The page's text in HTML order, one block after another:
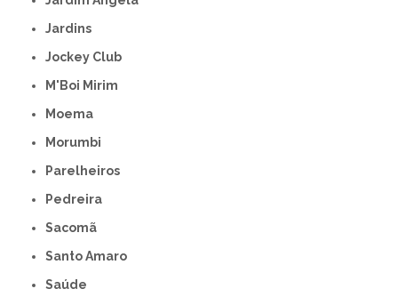
Jardins
Jockey Club
M'Boi Mirim
Moema
Morumbi
Parelheiros
Pedreira
Sacomã
Santo Amaro
Saúde